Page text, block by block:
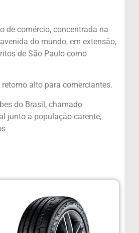
de comércio, concentrada na
do mundo, em extensão,
de São Paulo como
alto para comerciantes.
do Brasil, chamado
junto a população carente,